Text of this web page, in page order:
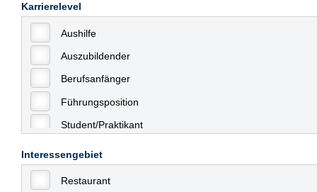
Celle
Chemnitz
Dessau
Dresden
Düsseldorf
Erfurt
Essen
Frankfurt
Karrierelevel
Aushilfe
Auszubildender
Berufsanfänger
Führungsposition
Student/Praktikant
Interessengebiet
Restaurant